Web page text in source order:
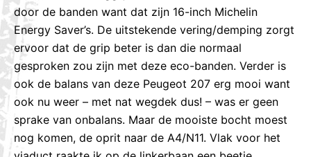
door de banden want dat zijn 16-inch Michelin
Energy Saver’s. De uitstekende vering/demping zorgt
ervoor dat de grip beter is dan die normaal
gesproken zou zijn met deze eco-banden. Verder is
ook de balans van deze Peugeot 207 erg mooi want
ook nu weer – met nat wegdek dus! – was er geen
sprake van onbalans. Maar de mooiste bocht moest
nog komen, de oprit naar de A4/N11. Vlak voor het